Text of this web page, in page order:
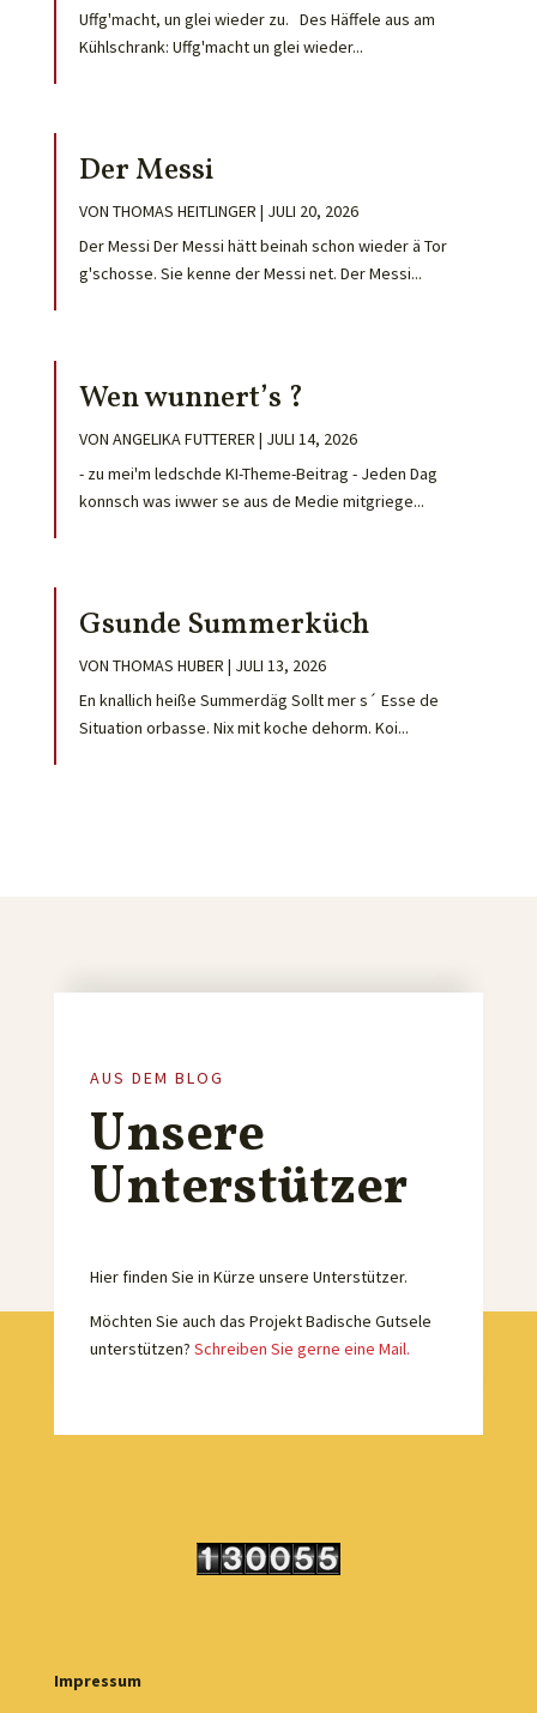
Uffg'macht, un glei wieder zu. Des Häffele aus am
Kühlschrank: Uffg'macht un glei wieder...
Der Messi
VON THOMAS HEITLINGER | JULI 20, 2026
Der Messi Der Messi hätt beinah schon wieder ä Tor
g'schosse. Sie kenne der Messi net. Der Messi...
Wen wunnert’s ?
VON ANGELIKA FUTTERER | JULI 14, 2026
- zu mei'm ledschde KI-Theme-Beitrag - Jeden Dag
konnsch was iwwer se aus de Medie mitgriege...
Gsunde Summerküch
VON THOMAS HUBER | JULI 13, 2026
En knallich heiße Summerdäg Sollt mer s´ Esse de
Situation orbasse. Nix mit koche dehorm. Koi...
AUS DEM BLOG
Unsere
Unterstützer
Hier finden Sie in Kürze unsere Unterstützer.
Möchten Sie auch das Projekt Badische Gutsele
unterstützen? Schreiben Sie gerne eine Mail.
Impressum